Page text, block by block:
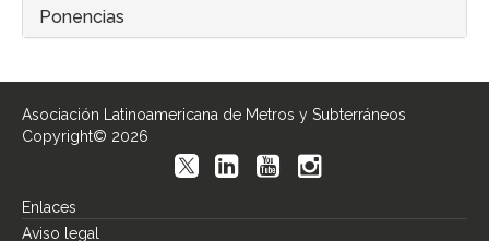
Ponencias
Asociación Latinoamericana de Metros y Subterráneos
Copyright© 2026
Enlaces
Aviso legal